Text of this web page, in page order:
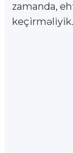
zamanda,
keçirməliyik.